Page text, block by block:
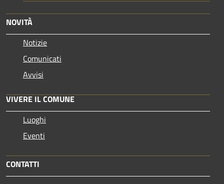
NOVITÀ
Notizie
Comunicati
Avvisi
VIVERE IL COMUNE
Luoghi
Eventi
CONTATTI